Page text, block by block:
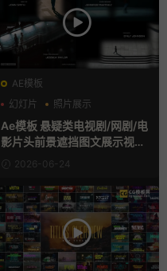
AE模板
幻灯片
照片展示
电影风模板
Ae模板 悬疑类电视剧/网剧/电
影片头前景遮挡图文展示视频
2026-06-24